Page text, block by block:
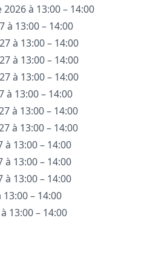
à 13:00 – 14:00
à 13:00 – 14:00
à 13:00 – 14:00
à 13:00 – 14:00
à 13:00 – 14:00
à 13:00 – 14:00
à 13:00 – 14:00
à 13:00 – 14:00
13:00 – 14:00
13:00 – 14:00
13:00 – 14:00
– 14:00
13:00 – 14:00